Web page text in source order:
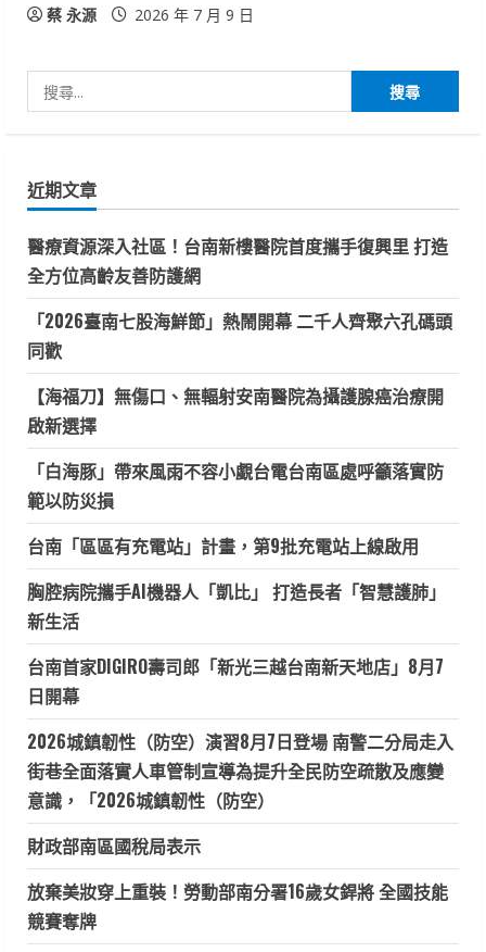
蔡 永源 2026 年 7 月 9 日
尋
字:
近期文章
醫療資源深入社區！台南新樓醫院首度攜手復興里 打造
全方位高齡友善防護網
「2026臺南七股海鮮節」熱鬧開幕 二千人齊聚六孔碼頭
同歡
【海福刀】無傷口、無輻射安南醫院為攝護腺癌治療開
啟新選擇
「白海豚」帶來風雨不容小覷台電台南區處呼籲落實防
範以防災損
台南「區區有充電站」計畫，第9批充電站上線啟用
胸腔病院攜手AI機器人「凱比」 打造長者「智慧護肺」
新生活
台南首家DIGIRO壽司郎「新光三越台南新天地店」8月7
日開幕
2026城鎮韌性（防空）演習8月7日登場 南警二分局走入
街巷全面落實人車管制宣導為提升全民防空疏散及應變
意識，「2026城鎮韌性（防空）
財政部南區國稅局表示
放棄美妝穿上重裝！勞動部南分署16歲女銲將 全國技能
競賽奪牌